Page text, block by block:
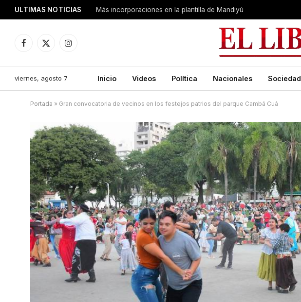
ULTIMAS NOTICIAS Más incorporaciones en la plantilla de Mandiyú
Facebook
X
Instagram
viernes, agosto 7 Inicio Videos Política Nacionales Sociedad
Portada » Gran convocatoria de vecinos en los festejos patrios del parque Cambá Cuá